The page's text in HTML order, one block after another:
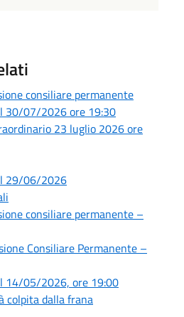
consiliare permanente
30/07/2026 ore 19:30
23 luglio 2026 ore
29/06/2026
consiliare permanente –
Consiliare Permanente –
14/05/2026, ore 19:00
colpita dalla frana